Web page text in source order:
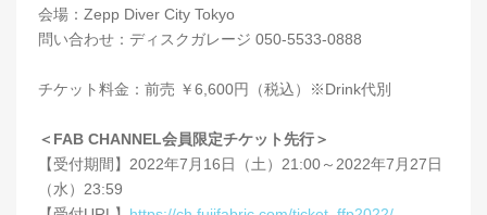
会場：Zepp Diver City Tokyo
問い合わせ：ディスクガレージ 050-5533-0888
チケット料金：前売 ￥6,600円（税込）※Drink代別
＜FAB CHANNEL会員限定チケット先行＞
【受付期間】2022年7月16日（土）21:00～2022年7月27日
（水）23:59